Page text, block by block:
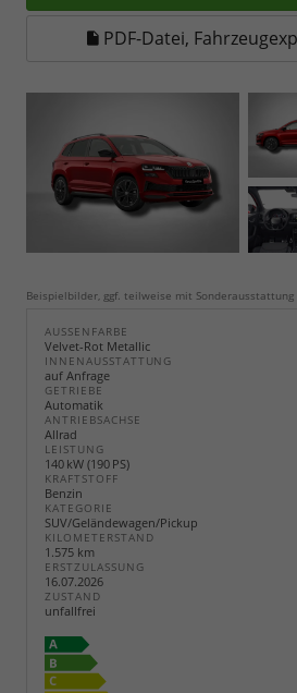
PDF-Datei,
Beispielbilder, ggf. teilweise mit Sonderausstattung
AUSSENFARBE
Velvet-Rot Metallic
INNENAUSSTATTUNG
auf Anfrage
GETRIEBE
Automatik
ANTRIEBSACHSE
Allrad
LEISTUNG
140 kW (190 PS)
KRAFTSTOFF
Benzin
KATEGORIE
SUV/Geländewagen/Pickup
KILOMETERSTAND
1.575 km
ERSTZULASSUNG
16.07.2026
ZUSTAND
unfallfrei